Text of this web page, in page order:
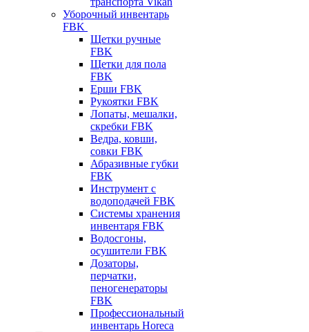
Уборочный инвентарь
FBK
Щетки ручные
FBK
Щетки для пола
FBK
Ерши FBK
Рукоятки FBK
Лопаты, мешалки,
скребки FBK
Ведра, ковши,
совки FBK
Абразивные губки
FBK
Инструмент с
водоподачей FBK
Системы хранения
инвентаря FBK
Водосгоны,
осушители FBK
Дозаторы,
перчатки,
пеногенераторы
FBK
Профессиональный
инвентарь Horeca